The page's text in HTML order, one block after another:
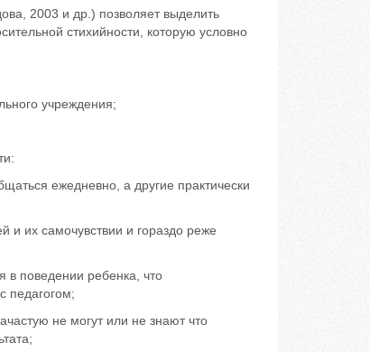
2003 и др.) позволяет выделить
стихийности, которую условно
учреждения;
ежедневно, а другие практически
и их самочувствии и гораздо реже
поведении ребенка, что
педагогом;
не могут или не знают что